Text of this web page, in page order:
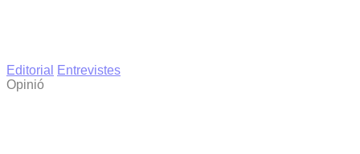
Editorial
Entrevistes
Opinió